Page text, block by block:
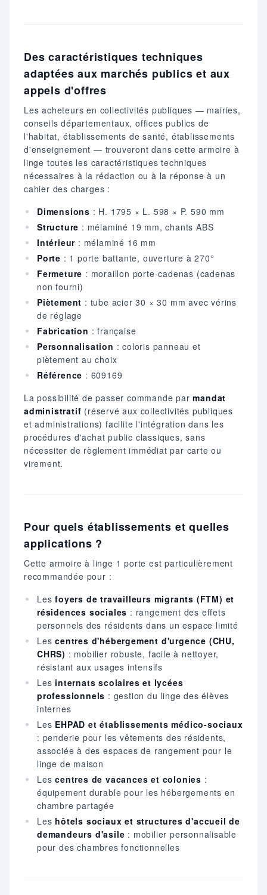
Des caractéristiques techniques
adaptées aux marchés publics et aux
appels d'offres
Les acheteurs en collectivités publiques — mairies,
conseils départementaux, offices publics de
l'habitat, établissements de santé, établissements
d'enseignement — trouveront dans cette armoire à
linge toutes les caractéristiques techniques
nécessaires à la rédaction ou à la réponse à un
cahier des charges :
Dimensions : H. 1795 × L. 598 × P. 590 mm
Structure : mélaminé 19 mm, chants ABS
Intérieur : mélaminé 16 mm
Porte : 1 porte battante, ouverture à 270°
Fermeture : moraillon porte-cadenas (cadenas
non fourni)
Piètement : tube acier 30 × 30 mm avec vérins
de réglage
Fabrication : française
Personnalisation : coloris panneau et
piètement au choix
Référence : 609169
La possibilité de passer commande parmandat
administratif (réservé aux collectivités publiques
et administrations) facilite l'intégration dans les
procédures d'achat public classiques, sans
nécessiter de règlement immédiat par carte ou
virement.
Pour quels établissements et quelles
applications ?
Cette armoire à linge 1 porte est particulièrement
recommandée pour :
Lesfoyers de travailleurs migrants (FTM) et
résidences sociales : rangement des effets
personnels des résidents dans un espace limité
Lescentres d'hébergement d'urgence (CHU,
CHRS) : mobilier robuste, facile à nettoyer,
résistant aux usages intensifs
Les internats scolaires et lycées
professionnels : gestion du linge des élèves
internes
Les EHPAD et établissements médico-sociaux
: penderie pour les vêtements des résidents,
associée à des espaces de rangement pour le
linge de maison
Lescentres de vacances et colonies :
équipement durable pour les hébergements en
chambre partagée
Les hôtels sociaux et structures d'accueil de
demandeurs d'asile : mobilier personnalisable
pour des chambres fonctionnelles